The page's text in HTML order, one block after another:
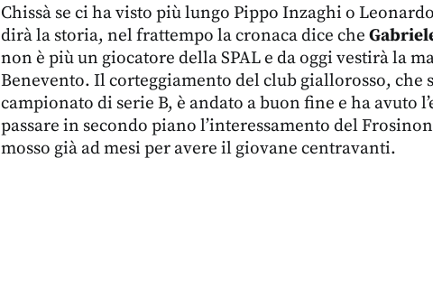
Chissà se ci ha visto più lungo Pippo Inzaghi o
dirà la storia, nel frattempo la cronaca dice che
non è più un giocatore della SPAL e da oggi vestirà la
Benevento. Il corteggiamento del club giallorosso, che
campionato di serie B, è andato a buon fine e ha avuto
passare in secondo piano l’interessamento del
mosso già ad mesi per avere il giovane centravanti.